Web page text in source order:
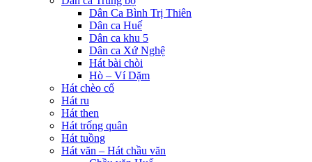
Dân Ca Bình Trị Thiên
Dân ca Huế
Dân ca khu 5
Dân ca Xứ Nghệ
Hát bài chòi
Hò – Ví Dặm
Hát chèo cổ
Hát ru
Hát then
Hát trống quân
Hát tuồng
Hát văn – Hát chầu văn